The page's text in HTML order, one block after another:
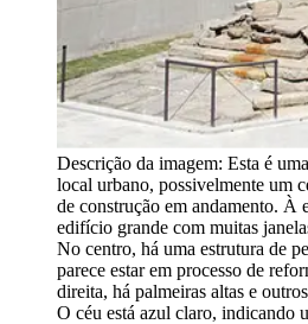
Descrição da imagem: Esta é
local urbano, possivelmente um
de construção em andamento. À
edifício grande com muitas
No centro, há uma estrutura de
parece estar em processo de
direita, há palmeiras altas e
O céu está azul claro, indicando